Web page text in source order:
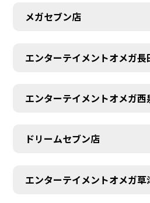
メガセブン店
エンターテイメントオメガ長
エンターテイメントオメガ西
ドリームセブン店
エンターテイメントオメガ草